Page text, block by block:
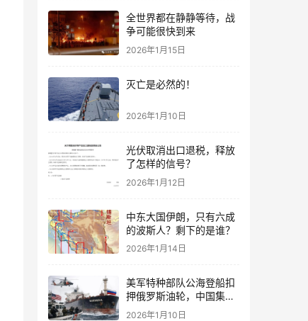
全世界都在静静等待，战
争可能很快到来
2026年1月15日
灭亡是必然的！
2026年1月10日
光伏取消出口退税，释放
了怎样的信号？
2026年1月12日
中东大国伊朗，只有六成
的波斯人？剩下的是谁？
2026年1月14日
美军特种部队公海登船扣
押俄罗斯油轮，中国集装
箱武装船早有准备？
2026年1月10日